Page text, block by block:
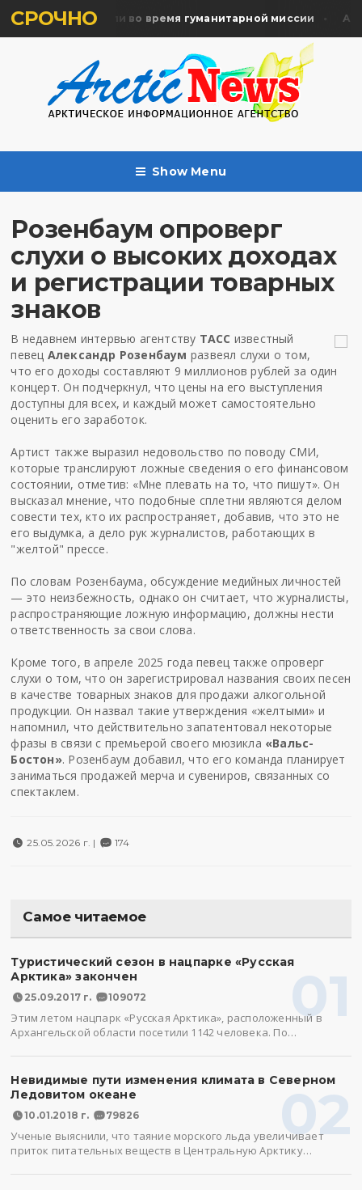
СРОЧНО
жертв почтили во время гуманитарной миссии
Show Menu
Розенбаум опроверг
слухи о высоких доходах
и регистрации товарных
знаков
В недавнем интервью агентству ТАСС известный
певец Александр Розенбаум развеял слухи о том,
что его доходы составляют 9 миллионов рублей за один
концерт. Он подчеркнул, что цены на его выступления
доступны для всех, и каждый может самостоятельно
оценить его заработок.
Артист также выразил недовольство по поводу СМИ,
которые транслируют ложные сведения о его финансовом
состоянии, отметив: «Мне плевать на то, что пишут». Он
высказал мнение, что подобные сплетни являются делом
совести тех, кто их распространяет, добавив, что это не
его выдумка, а дело рук журналистов, работающих в
"желтой" прессе.
По словам Розенбаума, обсуждение медийных личностей
— это неизбежность, однако он считает, что журналисты,
распространяющие ложную информацию, должны нести
ответственность за свои слова.
Кроме того, в апреле 2025 года певец также опроверг
слухи о том, что он зарегистрировал названия своих песен
в качестве товарных знаков для продажи алкогольной
продукции. Он назвал такие утверждения «желтыми» и
напомнил, что действительно запатентовал некоторые
фразы в связи с премьерой своего мюзикла «Вальс-
Бостон». Розенбаум добавил, что его команда планирует
заниматься продажей мерча и сувениров, связанных со
спектаклем.
25.05.2026 г. | 174
Самое читаемое
01
Туристический сезон в нацпарке «Русская
Арктика» закончен
25.09.2017 г. 109072
Этим летом нацпарк «Русская Арктика», расположенный в
Архангельской области посетили 1142 человека. По…
02
Невидимые пути изменения климата в Северном
Ледовитом океане
10.01.2018 г. 79826
Ученые выяснили, что таяние морского льда увеличивает
приток питательных веществ в Центральную Арктику…